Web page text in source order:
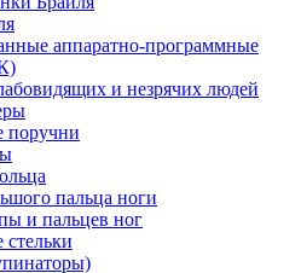
аппаратно-программные
и незрячих людей
поручни
пальца ноги
и пальцев ног